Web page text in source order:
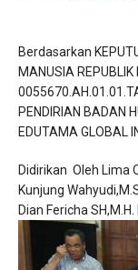
Berdasarkan
MANUSIA REPUBLIK
PENDIRIAN BADAN
EDUTAMA GLOBAL
Didirikan Oleh Lima
Kunjung
Dian Fericha